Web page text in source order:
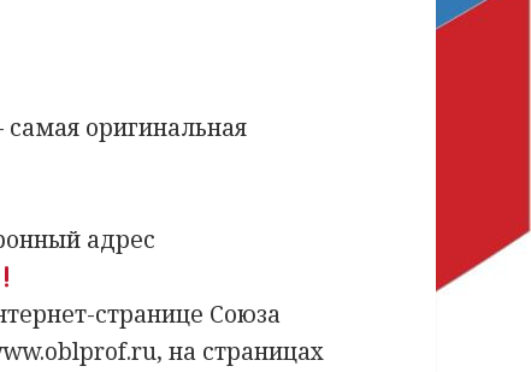
оригинальная
адрес
странице Союза
на страницах